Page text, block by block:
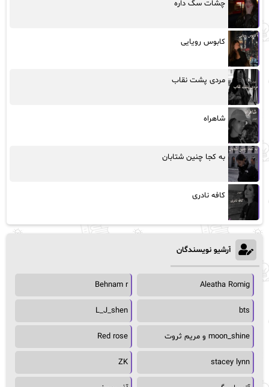
چشات سگ داره
کابوس رویایی
مردی پشت نقاب
شاهراه
به کجا چنین شتابان
کافه نادری
آرشیو نویسندگان
Aleatha Romig
Behnam r
bts
L_J_shen
moon_shine و مریم ثروت Red rose
stacey lynn
ZK